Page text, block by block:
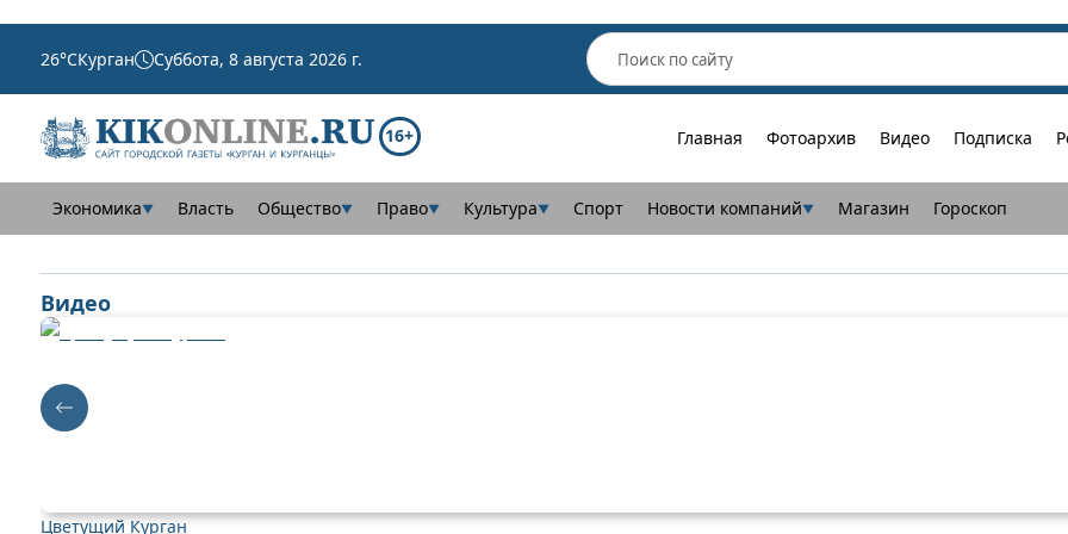
26°CКурган Суббота, 8 августа 2026 г.
16+ Главная Фотоархив Видео Подписка
Экономика▼ Власть Общество▼ Право▼ Культура▼ Спорт Новости компаний▼ Магазин Гороскоп
Видео
Цветущий Курган